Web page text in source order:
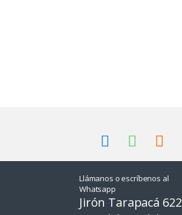
n
Llámanos o escríbenos al
Whatsapp
Jirón Tarapacá 622